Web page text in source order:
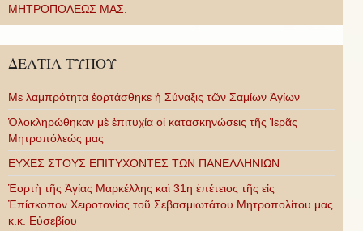
ΜΗΤΡΟΠΟΛΕΩΣ ΜΑΣ.
ΔΕΛΤΙΑ ΤΥΠΟΥ
Με λαμπρότητα ἑορτάσθηκε ἡ Σύναξις τῶν Σαμίων Ἁγίων
Ὁλοκληρώθηκαν μὲ ἐπιτυχία οἱ κατασκηνώσεις τῆς Ἱερᾶς
Μητροπόλεώς μας
ΕΥΧΕΣ ΣΤΟΥΣ ΕΠΙΤΥΧΟΝΤΕΣ ΤΩΝ ΠΑΝΕΛΛΗΝΙΩΝ
Ἑορτὴ τῆς Ἁγίας Μαρκέλλης καὶ 31η ἐπέτειος τῆς εἰς
Ἐπίσκοπον Χειροτονίας τοῦ Σεβασμιωτάτου Μητροπολίτου μας
κ.κ. Εὐσεβίου